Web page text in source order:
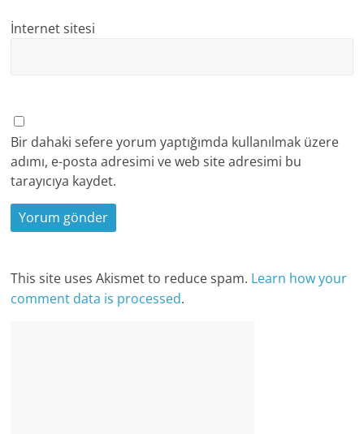
İnternet sitesi
Bir dahaki sefere yorum yaptığımda kullanılmak üzere
adımı, e-posta adresimi ve web site adresimi bu
tarayıcıya kaydet.
This site uses Akismet to reduce spam. Learn how your
comment data is processed.